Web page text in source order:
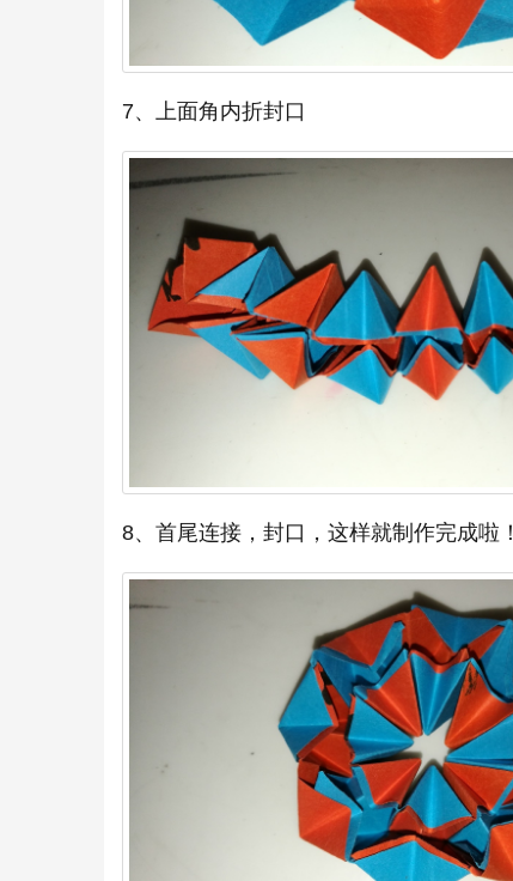
7、上面角内折封口
8、首尾连接，封口，这样就制作完成啦！